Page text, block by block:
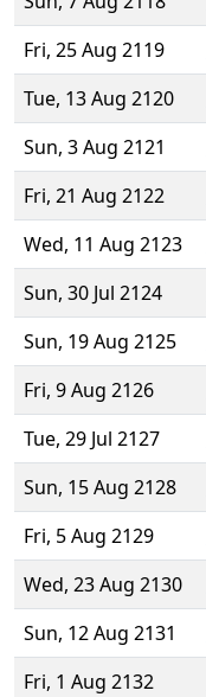
Fri, 25 Aug 2119
Tue, 13 Aug 2120
Sun, 3 Aug 2121
Fri, 21 Aug 2122
Wed, 11 Aug 2123
Sun, 30 Jul 2124
Sun, 19 Aug 2125
Fri, 9 Aug 2126
Tue, 29 Jul 2127
Sun, 15 Aug 2128
Fri, 5 Aug 2129
Wed, 23 Aug 2130
Sun, 12 Aug 2131
Fri, 1 Aug 2132